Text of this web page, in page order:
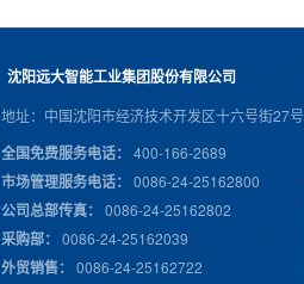
沈阳远大智能工业集团股份有限公司
地址：中国沈阳市经济技术开发区十六号街27号
全国免费服务电话： 400-166-2689
市场管理服务电话： 0086-24-25162800
公司总部传真： 0086-24-25162802
采购部： 0086-24-25162039
外贸销售： 0086-24-25162722